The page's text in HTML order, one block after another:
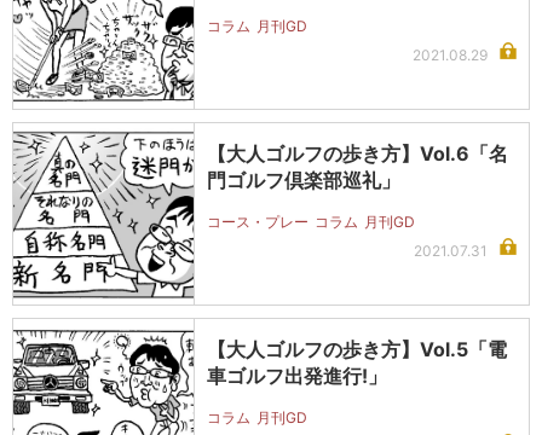
コラム 月刊GD
2021.08.29
【大人ゴルフの歩き方】Vol.6「名
門ゴルフ倶楽部巡礼」
コース・プレー コラム 月刊GD
2021.07.31
【大人ゴルフの歩き方】Vol.5「電
車ゴルフ出発進行!」
コラム 月刊GD